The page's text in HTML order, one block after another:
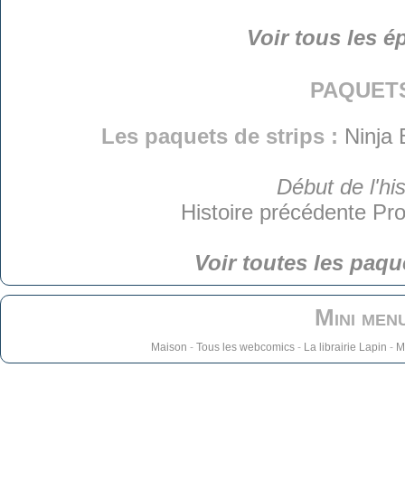
Voir tous les
Les paquets de strips : Ninja
Début de
Histoire précédente
Voir toutes les
Mini
Maison - Tous les webcomics- La librairie Lapin -